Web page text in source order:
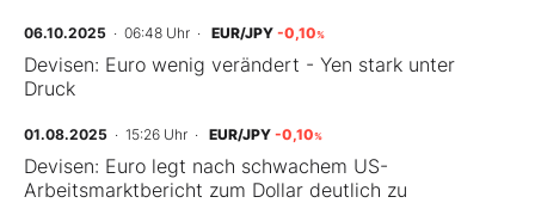
06.10.2025 · 06:48 Uhr · EUR/JPY -0,10%
Devisen: Euro wenig verändert - Yen stark unter
Druck
01.08.2025 · 15:26 Uhr · EUR/JPY -0,10%
Devisen: Euro legt nach schwachem US-
Arbeitsmarktbericht zum Dollar deutlich zu